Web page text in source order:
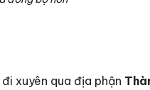
xuyên qua địa phận